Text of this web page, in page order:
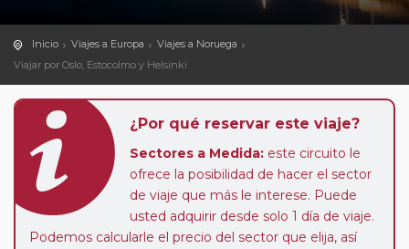
Inicio Viajes a Europa
Viajes a Noruega
Viajar por Oslo, Estocolmo y Helsinki
¿Por qué reservar este viaje?
Sectores a Medida: este circuito le
ofrece la posibilidad de hacer el sector
de viaje que más le interese. Puede
usted adquirir desde solo 1 día de viaje.
Podemos calcularle el precio del sector que elija, así